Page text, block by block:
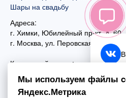
Шары на свадьбу
Адреса:
г. Химки, Юбилейный пр-кт, д. 60
г. Москва, ул. Перовская, д. 59
Контактный номер:
+7 (495) 970-44-75
Мы используем файлы
Яндекс.Метрика